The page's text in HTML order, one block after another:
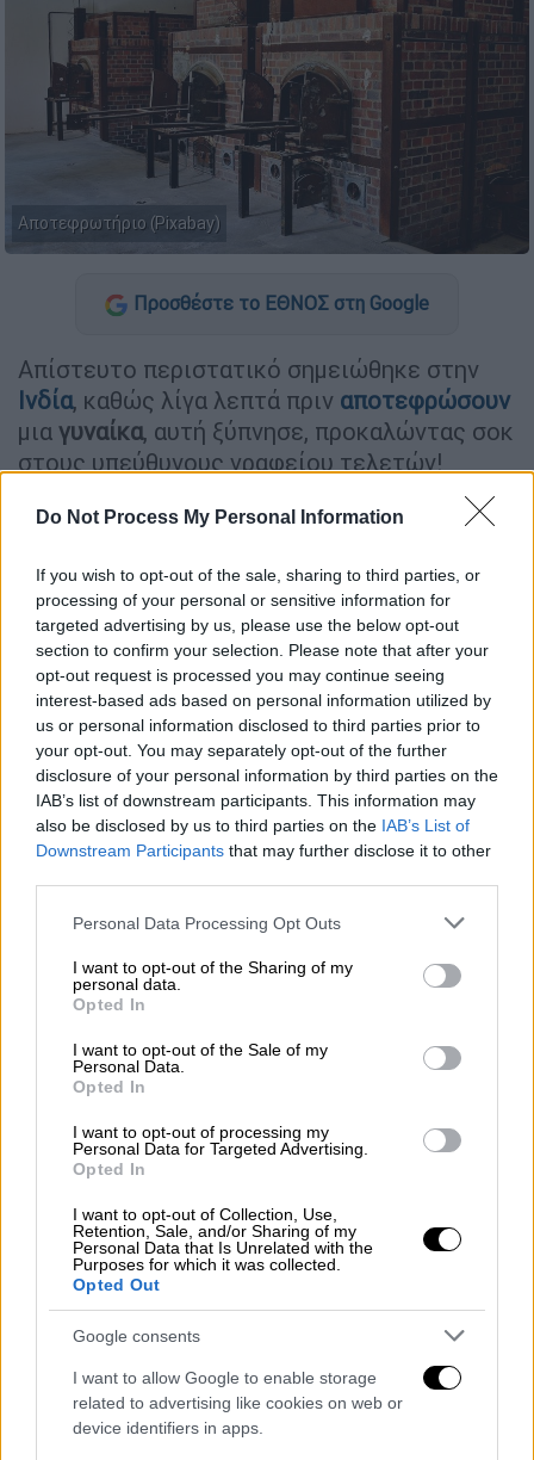
Do Not Process My Personal Information
If you wish to opt-out of the sale, sharing to third parties, or
processing of your personal or sensitive information for
targeted advertising by us, please use the below opt-out
section to confirm your selection. Please note that after your
opt-out request is processed you may continue seeing
interest-based ads based on personal information utilized by
us or personal information disclosed to third parties prior to
your opt-out. You may separately opt-out of the further
disclosure of your personal information by third parties on the
IAB’s list of downstream participants. This information may
also be disclosed by us to third parties on the IAB’s List of
Downstream Participants that may further disclose it to other
Please note that this website/app uses one or more Google
not limited to your visit or usage behaviour. You may click to
grant or deny consent to Google and its third-party tags to
use your data for below specified purposes in below Google
consent section.
Personal Data Processing Opt Outs
I want to opt-out of the Sharing of my
personal data.
Opted In
I want to opt-out of the Sale of my
Personal Data.
Opted In
I want to opt-out of processing my
Personal Data for Targeted Advertising.
Opted In
I want to opt-out of Collection, Use,
Retention, Sale, and/or Sharing of my
Personal Data that Is Unrelated with the
Purposes for which it was collected.
Opted Out
Google consents
I want to allow Google to enable storage
related to advertising like cookies on web or
device identifiers in apps.
Αποτεφρωτήριο (Pixabay)
Προσθέστε το ΕΘΝΟΣ στη Google
Απίστευτο περιστατικό σημειώθηκε στην
Ινδία, καθώς λίγα λεπτά πριν αποτεφρώσουν
μια γυναίκα, αυτή ξύπνησε, προκαλώντας σοκ
στους υπεύθυνους γραφείου τελετών!
Τι συνέβη
Η Μπούτζι Άαμα «αναστήθηκε» κυριολεκτικά
λίγοπριν οδηγηθεί στην τελευταία της
κατοικία. Η 52χρονη είχε υποστεί πολύ
σοβαρά εγκαύματα απόπυρκαγιάστο σπίτι
της την 1η Φεβρουαρίου και διακομίστηκε
σε νοσοκομείο για θεραπεία, με σοβαρά
τραύματα στο μισό της σώμα.
ΔΙΑΒΑΣΤΕ ΕΠΙΣΗΣ
Μητέρα νεκρή στο πάτωμα
ξενοδοχείου και δίπλα ματωμένο
σίδερο
μπορούσε η οικογένεια να πληρώσει την
νοσηλεία και
Λίγες μέρες μετά,δεν άνοιγε τα μάτια της
και ο σύζυγός της πίστεψε πως είχε πεθάνει
έτσι κανόνισε την μεταφορά της σορού της
σε ένα αποτεφρωτήριο, σύμφωνα με τους
Times of India.
Ωστόσο, όπως αποδείχτηκε δεν είχε πεθάνει
καθώς συνήλθε λίγο πριν μπειστην νεκρική
.